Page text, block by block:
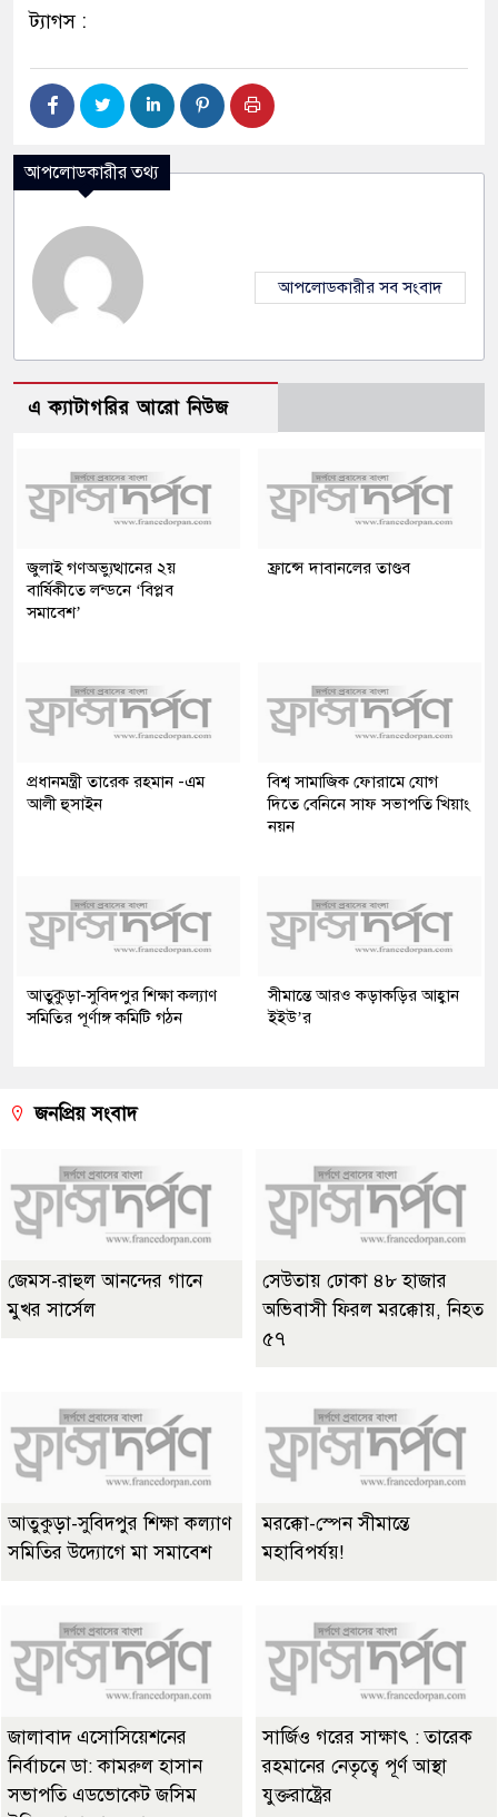
ট্যাগস :
আপলোডকারীর তথ্য
আপলোডকারীর সব সংবাদ
এ ক্যাটাগরির আরো নিউজ
জুলাই গণঅভ্যুত্থানের ২য়
বার্ষিকীতে লন্ডনে ‘বিপ্লব
সমাবেশ’
ফ্রান্সে দাবানলের তাণ্ডব
প্রধানমন্ত্রী তারেক রহমান -এম
আলী হুসাইন
বিশ্ব সামাজিক ফোরামে যোগ
দিতে বেনিনে সাফ সভাপতি খিয়াং
নয়ন
আতুকুড়া-সুবিদপুর শিক্ষা কল্যাণ
সমিতির পূর্ণাঙ্গ কমিটি গঠন
সীমান্তে আরও কড়াকড়ির আহ্বান
ইইউ’র
জনপ্রিয় সংবাদ
জেমস-রাহুল আনন্দের গানে
মুখর সার্সেল
সেউতায় ঢোকা ৪৮ হাজার
অভিবাসী ফিরল মরক্কোয়, নিহত
৫৭
আতুকুড়া-সুবিদপুর শিক্ষা কল্যাণ
সমিতির উদ্যোগে মা সমাবেশ
মরক্কো-স্পেন সীমান্তে
মহাবিপর্যয়!
জালাবাদ এসোসিয়েশনের
নির্বাচনে ডা: কামরুল হাসান
সভাপতি এডভোকেট জসিম
সার্জিও গরের সাক্ষাৎ : তারেক
রহমানের নেতৃত্বে পূর্ণ আস্থা
যুক্তরাষ্ট্রের